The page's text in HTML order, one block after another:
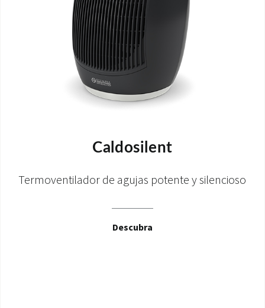
Caldosilent
Termoventilador de agujas potente y silencioso
Descubra